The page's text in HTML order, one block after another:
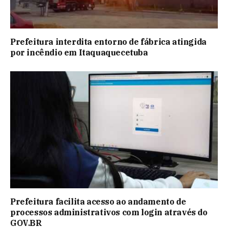
Prefeitura interdita entorno de fábrica atingida
por incêndio em Itaquaquecetuba
Prefeitura facilita acesso ao andamento de
processos administrativos com login através do
GOV.BR